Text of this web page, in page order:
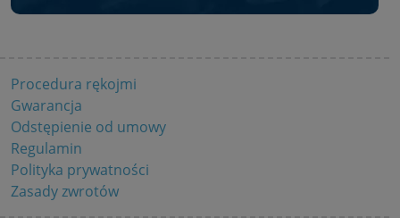
Procedura rękojmi
Gwarancja
Odstępienie od umowy
Regulamin
Polityka prywatności
Zasady zwrotów